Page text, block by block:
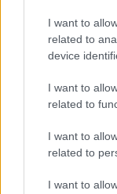
I want to
related to
device
I want to
related to
I want to
related to
I want to
Orbán Viktor